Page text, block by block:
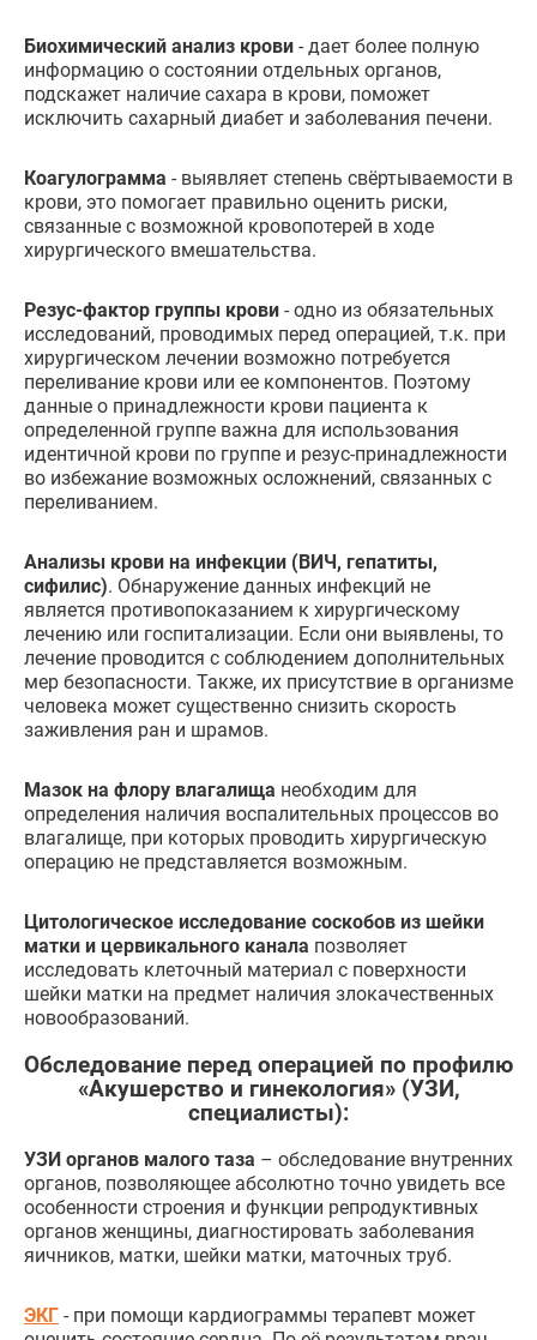
Биохимический анализ крови - дает более полную
информацию о состоянии отдельных органов,
подскажет наличие сахара в крови, поможет
исключить сахарный диабет и заболевания печени.
Коагулограмма - выявляет степень свёртываемости в
крови, это помогает правильно оценить риски,
связанные с возможной кровопотерей в ходе
хирургического вмешательства.
Резус-фактор группы крови - одно из обязательных
исследований, проводимых перед операцией, т.к. при
хирургическом лечении возможно потребуется
переливание крови или ее компонентов. Поэтому
данные о принадлежности крови пациента к
определенной группе важна для использования
идентичной крови по группе и резус-принадлежности
во избежание возможных осложнений, связанных с
переливанием.
Анализы крови на инфекции (ВИЧ, гепатиты,
сифилис). Обнаружение данных инфекций не
является противопоказанием к хирургическому
лечению или госпитализации. Если они выявлены, то
лечение проводится с соблюдением дополнительных
мер безопасности. Также, их присутствие в организме
человека может существенно снизить скорость
заживления ран и шрамов.
Мазок на флору влагалища необходим для
определения наличия воспалительных процессов во
влагалище, при которых проводить хирургическую
операцию не представляется возможным.
Цитологическое исследование соскобов из шейки
матки и цервикального канала позволяет
исследовать клеточный материал с поверхности
шейки матки на предмет наличия злокачественных
новообразований.
Обследование перед операцией по профилю
«Акушерство и гинекология» (УЗИ,
специалисты):
УЗИ органов малого таза – обследование внутренних
органов, позволяющее абсолютно точно увидеть все
особенности строения и функции репродуктивных
органов женщины, диагностировать заболевания
яичников, матки, шейки матки, маточных труб.
ЭКГ - при помощи кардиограммы терапевт может